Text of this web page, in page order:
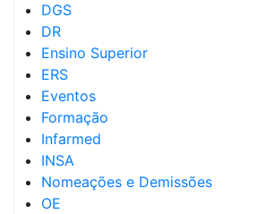
DGS
DR
Ensino Superior
ERS
Eventos
Formação
Infarmed
INSA
Nomeações e Demissões
OE